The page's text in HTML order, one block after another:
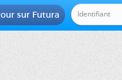
sur Futura